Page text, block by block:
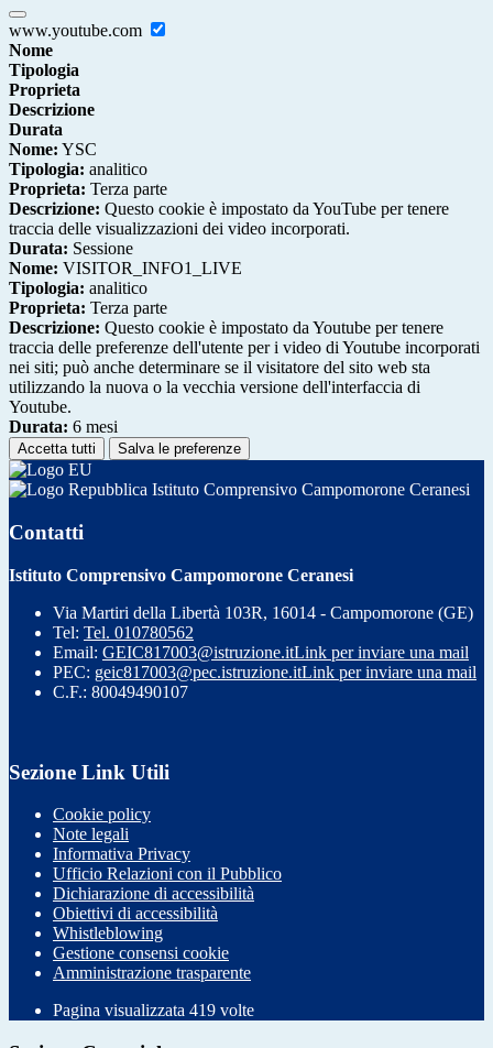
www.youtube.com
Nome
Tipologia
Proprieta
Descrizione
Durata
Nome: YSC
Tipologia: analitico
Proprieta: Terza parte
Descrizione: Questo cookie è impostato da YouTube per tenere
traccia delle visualizzazioni dei video incorporati.
Durata: Sessione
Nome: VISITOR_INFO1_LIVE
Tipologia: analitico
Proprieta: Terza parte
Descrizione: Questo cookie è impostato da Youtube per tenere
traccia delle preferenze dell'utente per i video di Youtube incorporati
nei siti; può anche determinare se il visitatore del sito web sta
utilizzando la nuova o la vecchia versione dell'interfaccia di
Youtube.
Durata: 6 mesi
Accetta tutti Salva le preferenze
Istituto Comprensivo Campomorone Ceranesi
Contatti
Istituto Comprensivo Campomorone Ceranesi
Via Martiri della Libertà 103R, 16014 - Campomorone (GE)
Tel: Tel. 010780562
Email: GEIC817003@istruzione.itLink per inviare una mail
PEC: geic817003@pec.istruzione.itLink per inviare una mail
C.F.: 80049490107
Sezione Link Utili
Cookie policy
Note legali
Informativa Privacy
Ufficio Relazioni con il Pubblico
Dichiarazione di accessibilità
Obiettivi di accessibilità
Whistleblowing
Gestione consensi cookie
Amministrazione trasparente
Pagina visualizzata 419 volte